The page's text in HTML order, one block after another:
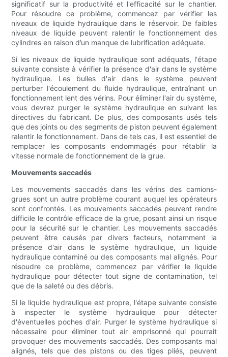
significatif sur la productivité et l'efficacité sur le chantier.
Pour résoudre ce problème, commencez par vérifier les
niveaux de liquide hydraulique dans le réservoir. De faibles
niveaux de liquide peuvent ralentir le fonctionnement des
cylindres en raison d’un manque de lubrification adéquate.
Si les niveaux de liquide hydraulique sont adéquats, l'étape
suivante consiste à vérifier la présence d'air dans le système
hydraulique. Les bulles d'air dans le système peuvent
perturber l'écoulement du fluide hydraulique, entraînant un
fonctionnement lent des vérins. Pour éliminer l'air du système,
vous devrez purger le système hydraulique en suivant les
directives du fabricant. De plus, des composants usés tels
que des joints ou des segments de piston peuvent également
ralentir le fonctionnement. Dans de tels cas, il est essentiel de
remplacer les composants endommagés pour rétablir la
vitesse normale de fonctionnement de la grue.
Mouvements saccadés
Les mouvements saccadés dans les vérins des camions-
grues sont un autre problème courant auquel les opérateurs
sont confrontés. Les mouvements saccadés peuvent rendre
difficile le contrôle efficace de la grue, posant ainsi un risque
pour la sécurité sur le chantier. Les mouvements saccadés
peuvent être causés par divers facteurs, notamment la
présence d'air dans le système hydraulique, un liquide
hydraulique contaminé ou des composants mal alignés. Pour
résoudre ce problème, commencez par vérifier le liquide
hydraulique pour détecter tout signe de contamination, tel
que de la saleté ou des débris.
Si le liquide hydraulique est propre, l'étape suivante consiste
à inspecter le système hydraulique pour détecter
d'éventuelles poches d'air. Purger le système hydraulique si
nécessaire pour éliminer tout air emprisonné qui pourrait
provoquer des mouvements saccadés. Des composants mal
alignés, tels que des pistons ou des tiges pliés, peuvent